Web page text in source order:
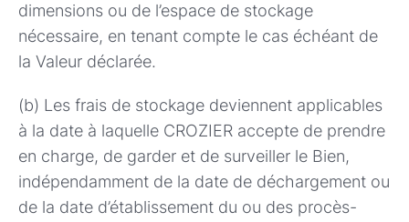
dimensions ou de l’espace de stockage
nécessaire, en tenant compte le cas échéant de
la Valeur déclarée.
(b) Les frais de stockage deviennent applicables
à la date à laquelle CROZIER accepte de prendre
en charge, de garder et de surveiller le Bien,
indépendamment de la date de déchargement ou
de la date d’établissement du ou des procès-